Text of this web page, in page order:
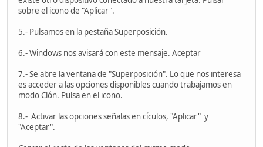
sobre el icono de "Aplicar".
5.- Pulsamos en la pestaña Superposición.
6.- Windows nos avisará con este mensaje. Aceptar
7.- Se abre la ventana de "Superposición". Lo que nos interesa
es acceder a las opciones disponibles cuando trabajamos en
modo Clón. Pulsa en el icono.
8.- Activar las opciones señalas en cículos, "Aplicar" y
"Aceptar".